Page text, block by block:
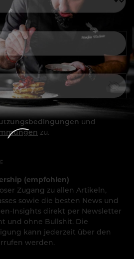
und
zu.
(empfohlen)
Zugang zu allen Artikeln,
sowie die besten News und
Insights direkt per Newsletter
und ohne Bullshit. Die
kann jederzeit über den
werden.